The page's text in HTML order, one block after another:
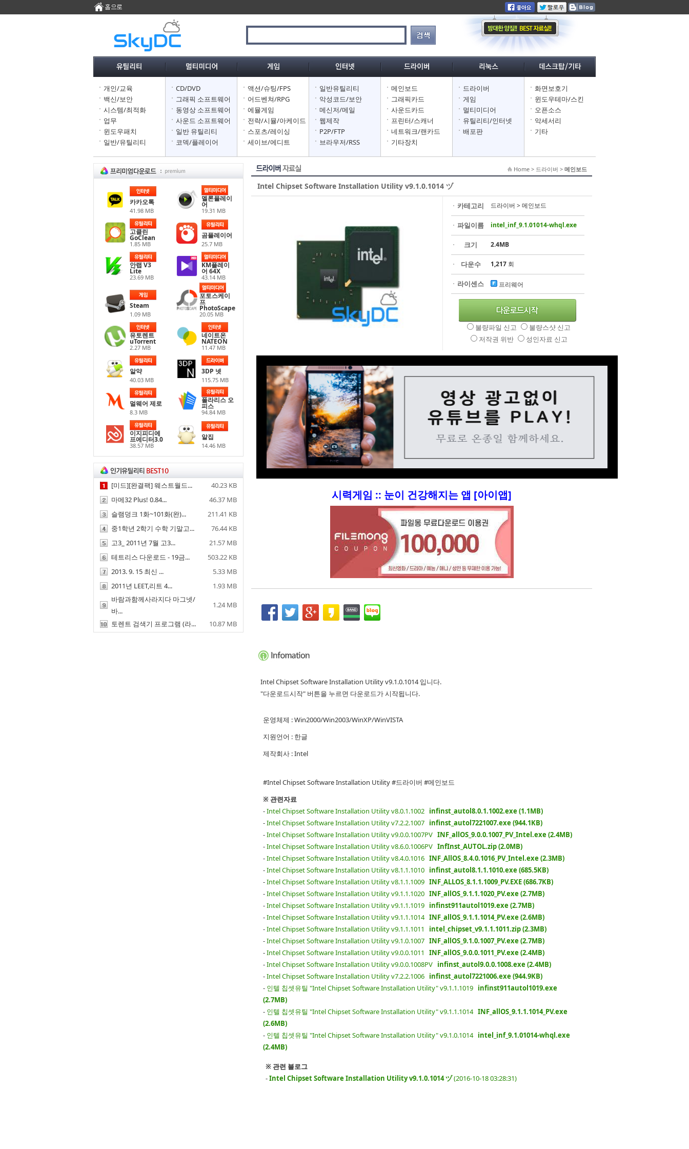
개인/교육
백신/보안
시스템/최적화
업무
윈도우패치
일반/유틸리티
CD/DVD
그래픽 소프트웨어
동영상 소프트웨어
사운드 소프트웨어
일반 유틸리티
코덱/플레이어
액션/슈팅/FPS
어드벤쳐/RPG
에뮬게임
전략/시뮬/아케이드
스포츠/레이싱
세이브/에디트
일반유틸리티
악성코드/보안
메신저/메일
웹제작
P2P/FTP
브라우저/RSS
메인보드
그래픽카드
사운드카드
프린터/스캐너
네트워크/랜카드
기타장치
드라이버
게임
멀티미디어
유틸리티/인터넷
배포판
화면보호기
윈도우테마/스킨
오픈소스
악세서리
기타
카카오톡
41.98 MB
멜론플레이
어
19.31 MB
고클린
GoClean
1.85 MB
곰플레이어
25.7 MB
안랩 V3
Lite
23.69 MB
KM플레이
어 64X
43.14 MB
Steam
1.09 MB
포토스케이
프
PhotoScape
20.05 MB
유토렌트
uTorrent
2.27 MB
네이트온
NATEON
11.47 MB
알약
40.03 MB
3DP 넷
115.75 MB
멀웨어 제로
8.3 MB
폴라리스 오
피스
94.84 MB
이지피디에
프에디터3.0
38.57 MB
알집
14.46 MB
[미드][완결팩] 웨스트월드...
40.23 KB
마메32 Plus! 0.84...
46.37 MB
슬램덩크 1화~101화(완)...
211.41 KB
중1학년 2학기 수학 기말고...
76.44 KB
고3_ 2011년 7월 고3...
21.57 MB
테트리스 다운로드 - 19금...
503.22 KB
2013. 9. 15 최신 ...
5.33 MB
2011년 LEET,리트 4...
1.93 MB
바람과함께사라지다 마그넷/
바...
1.24 MB
토렌트 검색기 프로그램 (라... 10.87 MB
Home > 드라이버 > 메인보드
Intel Chipset Software Installation Utility v9.1.0.1014 ヅ
카테고리 드라이버 > 메인보드
파일이름 intel_inf_9.1.01014-whql.exe
크기 2.4MB
다운수 1,217회
라이센스 프리웨어
불량파일 신고
불량스샷 신고
저작권 위반
성인자료 신고
시력게임 :: 눈이 건강해지는 앱 [아이앱]
Intel Chipset Software Installation Utility v9.1.0.1014 입니다.
"다운로드시작" 버튼을 누르면 다운로드가 시작됩니다.
운영체제 : Win2000/Win2003/WinXP/WinVISTA
지원언어 : 한글
제작회사 : Intel
#Intel Chipset Software Installation Utility #드라이버 #메인보드
※ 관련자료
-Intel Chipset Software Installation Utility v8.0.1.1002 infinst_autol8.0.1.1002.exe (1.1MB)
-Intel Chipset Software Installation Utility v7.2.2.1007 infinst_autol7221007.exe (944.1KB)
-Intel Chipset Software Installation Utility v9.0.0.1007PV INF_allOS_9.0.0.1007_PV_Intel.exe (2.4MB)
-Intel Chipset Software Installation Utility v8.6.0.1006PV InfInst_AUTOL.zip (2.0MB)
-Intel Chipset Software Installation Utility v8.4.0.1016 INF_AllOS_8.4.0.1016_PV_Intel.exe (2.3MB)
-Intel Chipset Software Installation Utility v8.1.1.1010 infinst_autol8.1.1.1010.exe (685.5KB)
-Intel Chipset Software Installation Utility v8.1.1.1009 INF_ALLOS_8.1.1.1009_PV.EXE (686.7KB)
-Intel Chipset Software Installation Utility v9.1.1.1020 INF_allOS_9.1.1.1020_PV.exe (2.7MB)
-Intel Chipset Software Installation Utility v9.1.1.1019 infinst911autol1019.exe (2.7MB)
-Intel Chipset Software Installation Utility v9.1.1.1014 INF_allOS_9.1.1.1014_PV.exe (2.6MB)
-Intel Chipset Software Installation Utility v9.1.1.1011 intel_chipset_v9.1.1.1011.zip (2.3MB)
-Intel Chipset Software Installation Utility v9.1.0.1007 INF_allOS_9.1.0.1007_PV.exe (2.7MB)
-Intel Chipset Software Installation Utility v9.0.0.1011 INF_allOS_9.0.0.1011_PV.exe (2.4MB)
-Intel Chipset Software Installation Utility v9.0.0.1008PV infinst_autol9.0.0.1008.exe (2.4MB)
-Intel Chipset Software Installation Utility v7.2.2.1006 infinst_autol7221006.exe (944.9KB)
- 인텔 칩셋유틸 "Intel Chipset Software Installation Utility" v9.1.1.1019 infinst911autol1019.exe
(2.7MB)
- 인텔 칩셋유틸 "Intel Chipset Software Installation Utility" v9.1.1.1014 INF_allOS_9.1.1.1014_PV.exe
(2.6MB)
- 인텔 칩셋유틸 "Intel Chipset Software Installation Utility" v9.1.0.1014 intel_inf_9.1.01014-whql.exe
(2.4MB)
※ 관련 블로그
-Intel Chipset Software Installation Utility v9.1.0.1014 ヅ(2016-10-18 03:28:31)